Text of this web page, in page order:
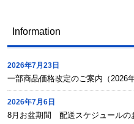
Information
2026年7月23日
一部商品価格改定のご案内（2026
2026年7月6日
8月お盆期間 配送スケジュールの